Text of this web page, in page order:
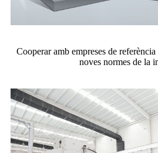
Cooperar amb empreses de
noves normes de la